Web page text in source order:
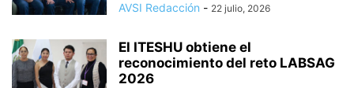
AVSI Redacción - 22 julio, 2026
El ITESHU obtiene el
reconocimiento del reto LABSAG
2026